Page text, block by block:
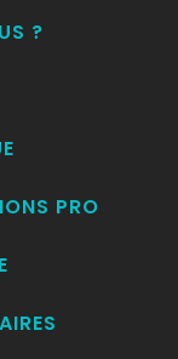
?
PRO